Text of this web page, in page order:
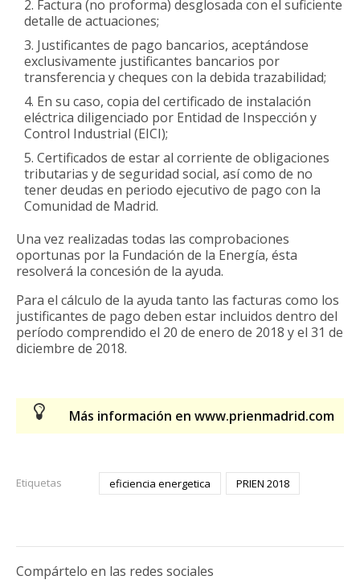
Factura (no proforma) desglosada con el suficiente
detalle de actuaciones;
Justificantes de pago bancarios, aceptándose
exclusivamente justificantes bancarios por
transferencia y cheques con la debida trazabilidad;
En su caso, copia del certificado de instalación
eléctrica diligenciado por Entidad de Inspección y
Control Industrial (EICI);
Certificados de estar al corriente de obligaciones
tributarias y de seguridad social, así como de no
tener deudas en periodo ejecutivo de pago con la
Comunidad de Madrid.
Una vez realizadas todas las comprobaciones
oportunas por la Fundación de la Energía, ésta
resolverá la concesión de la ayuda.
Para el cálculo de la ayuda tanto las facturas como los
justificantes de pago deben estar incluidos dentro del
período comprendido el 20 de enero de 2018 y el 31 de
diciembre de 2018.
Más información en www.prienmadrid.com
Etiquetas eficiencia energetica PRIEN 2018
Compártelo en las redes sociales